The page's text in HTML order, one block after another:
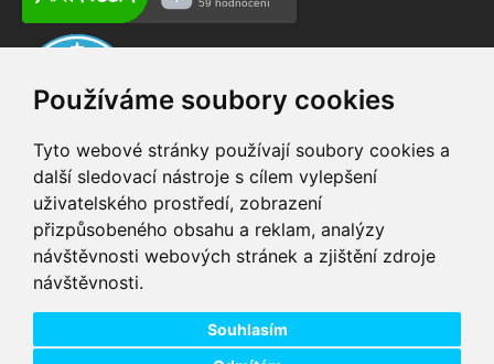
Používáme soubory cookies
Tyto webové stránky používají soubory cookies a
další sledovací nástroje s cílem vylepšení
uživatelského prostředí, zobrazení
přizpůsobeného obsahu a reklam, analýzy
návštěvnosti webových stránek a zjištění zdroje
návštěvnosti.
Souhlasím
VIP servis
na zakoupená
elektrokola
Testovací trať
možnost vyzkoušet si
elektrokola
Doprava ZDARMA
pro objednávky nad 1600 zboží skladem při